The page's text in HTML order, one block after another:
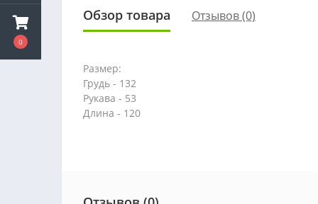
0
Обзор товара Отзывов (0)
Размер:
Грудь - 132
Рукава - 53
Длина - 120